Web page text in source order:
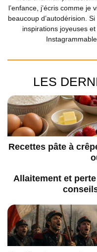
l’enfance, j’écris comme
beaucoup d’autodérision.
inspirations joyeuses
LES
Recettes pâte à
Allaitement et